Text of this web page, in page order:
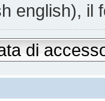
english), il
di